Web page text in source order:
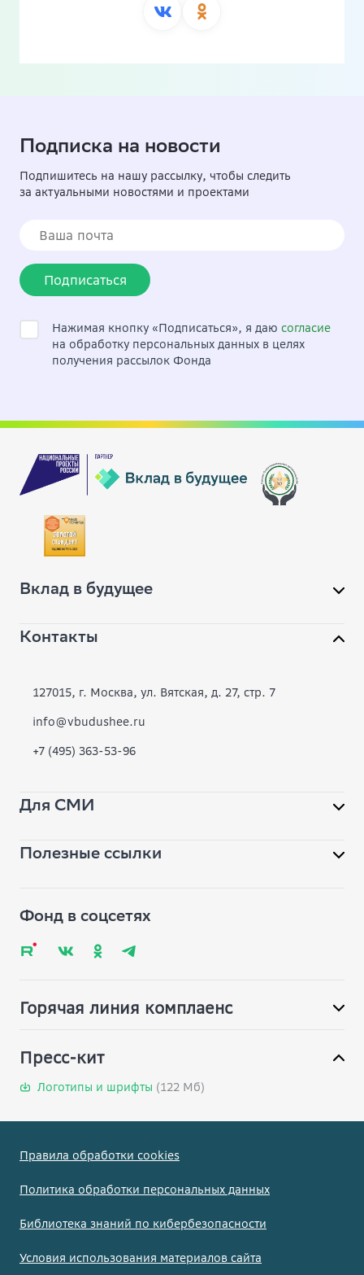
Подписка на новости
Подпишитесь на нашу рассылку, чтобы следить
за актуальными новостями и проектами
Подписаться
Нажимая кнопку «Подписаться», я даю согласие
на обработку персональных данных в целях
получения рассылок Фонда
Вклад в будущее
О фонде
Современное образование
Инклюзивная среда
Помощь фонду
Контакты
127015, г. Москва, ул. Вятская, д. 27, стр. 7
info@vbudushee.ru
+7 (495) 363-53-96
Для СМИ
pr@vbudushee.ru
Полезные ссылки
Вопрос-ответ
Глоссарий
Фонд в соцсетях
Горячая линия комплаенс
Пресс-кит
Логотипы и шрифты (122 Мб)
Правила обработки cookies
Политика обработки персональных данных
Библиотека знаний по кибербезопасности
Условия использования материалов сайта